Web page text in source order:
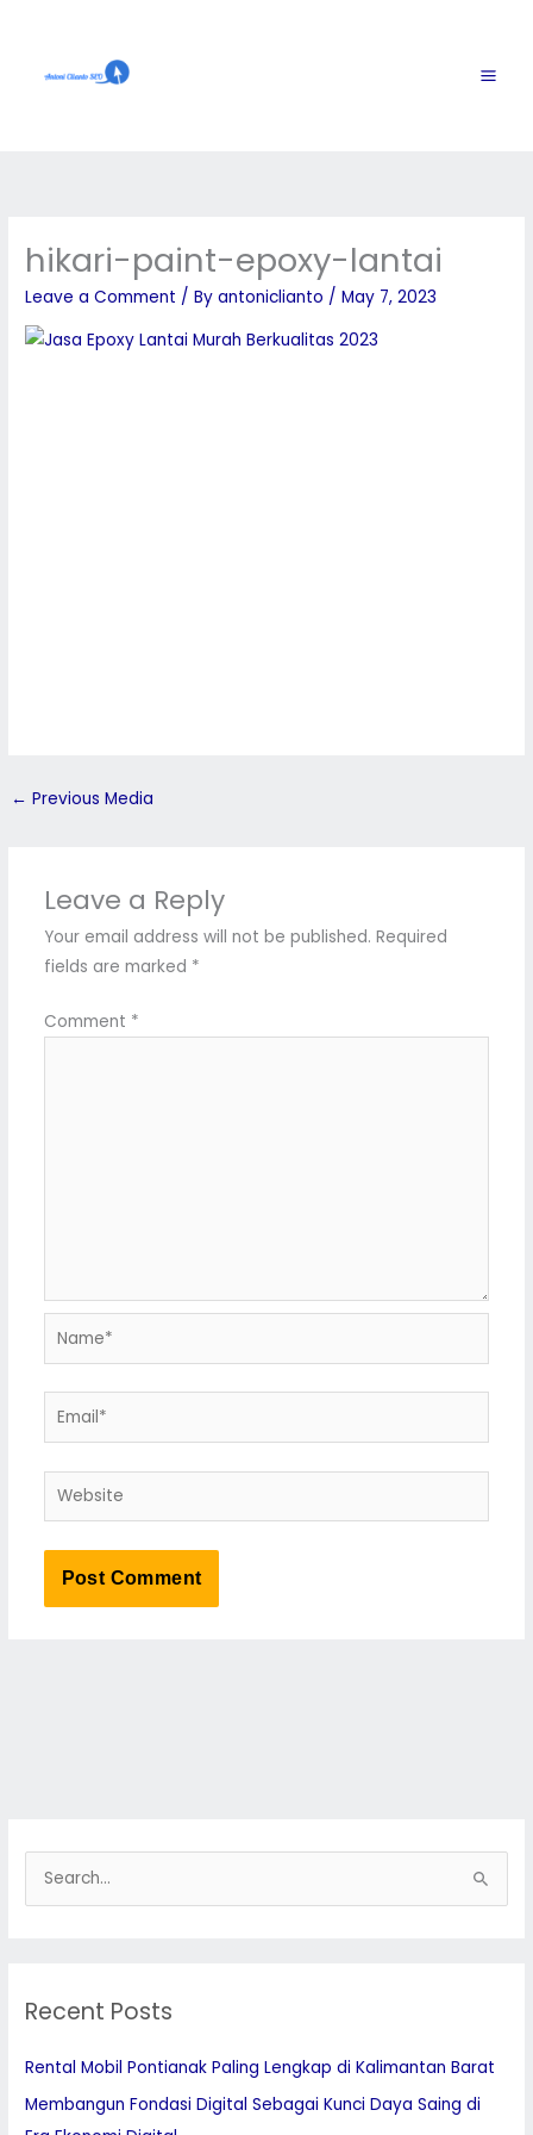
content
hikari-paint-epoxy-lantai
Leave a Comment / Byantoniclianto /May 7, 2023
← Previous Media
Leave a Reply
Your email address will not be published. Required
fields are marked *
Comment *
Name*
Email*
Website
e
c
f
o
Recent Posts
Rental Mobil Pontianak Paling Lengkap di Kalimantan Barat
Membangun Fondasi Digital Sebagai Kunci Daya Saing di